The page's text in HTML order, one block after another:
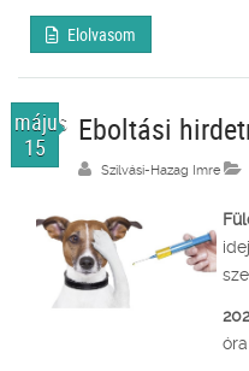
Elolvasom
május
15
Eboltási
Szilvási-Hazag Imre